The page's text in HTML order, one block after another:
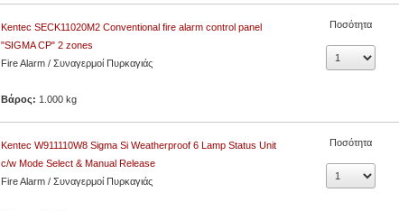
Kentec SECK11020M2 Conventional fire alarm control panel
"SIGMA CP" 2 zones
Fire Alarm / Συναγερμοί Πυρκαγιάς
Βάρος: 1.000 kg
Ποσότητα
Kentec W911110W8 Sigma Si Weatherproof 6 Lamp Status Unit
c/w Mode Select & Manual Release
Fire Alarm / Συναγερμοί Πυρκαγιάς
Ποσότητα